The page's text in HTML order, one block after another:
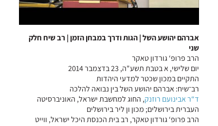
אברהם יהושע השל | הגות ודרך במבחן הזמן | רב שיח חלק
שני
הרב פרופ‘ גורדון טאקר
יום שלישי, א בטבת תשע"ה, 23 בדצמבר 2014
התקיים במכון שכטר למדעי היהדות
רב־שיח: אברהם יהושע השל בין נבואה להלכה
ד“ר אבינועם רוזנק, החוג למחשבת ישראל, האוניברסיטה
העברית בירושלים; מכון ון ליר בירושלים
הרב פרופ‘ גורדון טאקר, רב בית הכנסת היכל ישראל, ווייט